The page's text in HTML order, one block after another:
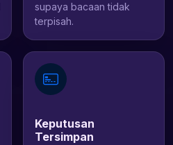
supaya bacaan tidak
terpisah.
Keputusan
Tersimpan